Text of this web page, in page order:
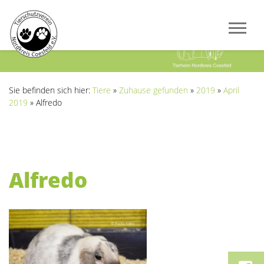
Sie befinden sich hier: Tiere » Zuhause gefunden » 2019 » April
2019 » Alfredo
Alfredo